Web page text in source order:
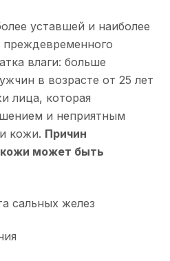
уставшей и наиболее
влаги: больше
в возрасте от 25 лет
лица, которая
и неприятным
кожи. Причин
может быть
сальных желез